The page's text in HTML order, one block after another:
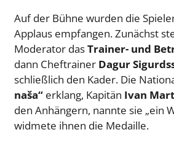
Auf der Bühne wurden die
Applaus empfangen. Zunächst
Moderator dasTrainer- und
dann Cheftrainer Dagur
schließlich den Kader. Die
naša“ erklang, Kapitän Ivan
den Anhängern, nannte sie „ein
widmete ihnen die Medaille.